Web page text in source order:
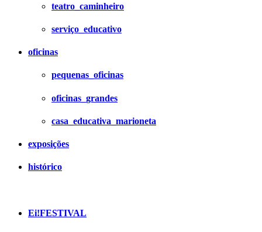
teatro_caminheiro
serviço_educativo
oficinas
pequenas_oficinas
oficinas_grandes
casa_educativa_marioneta
exposições
histórico
Ei!FESTIVAL